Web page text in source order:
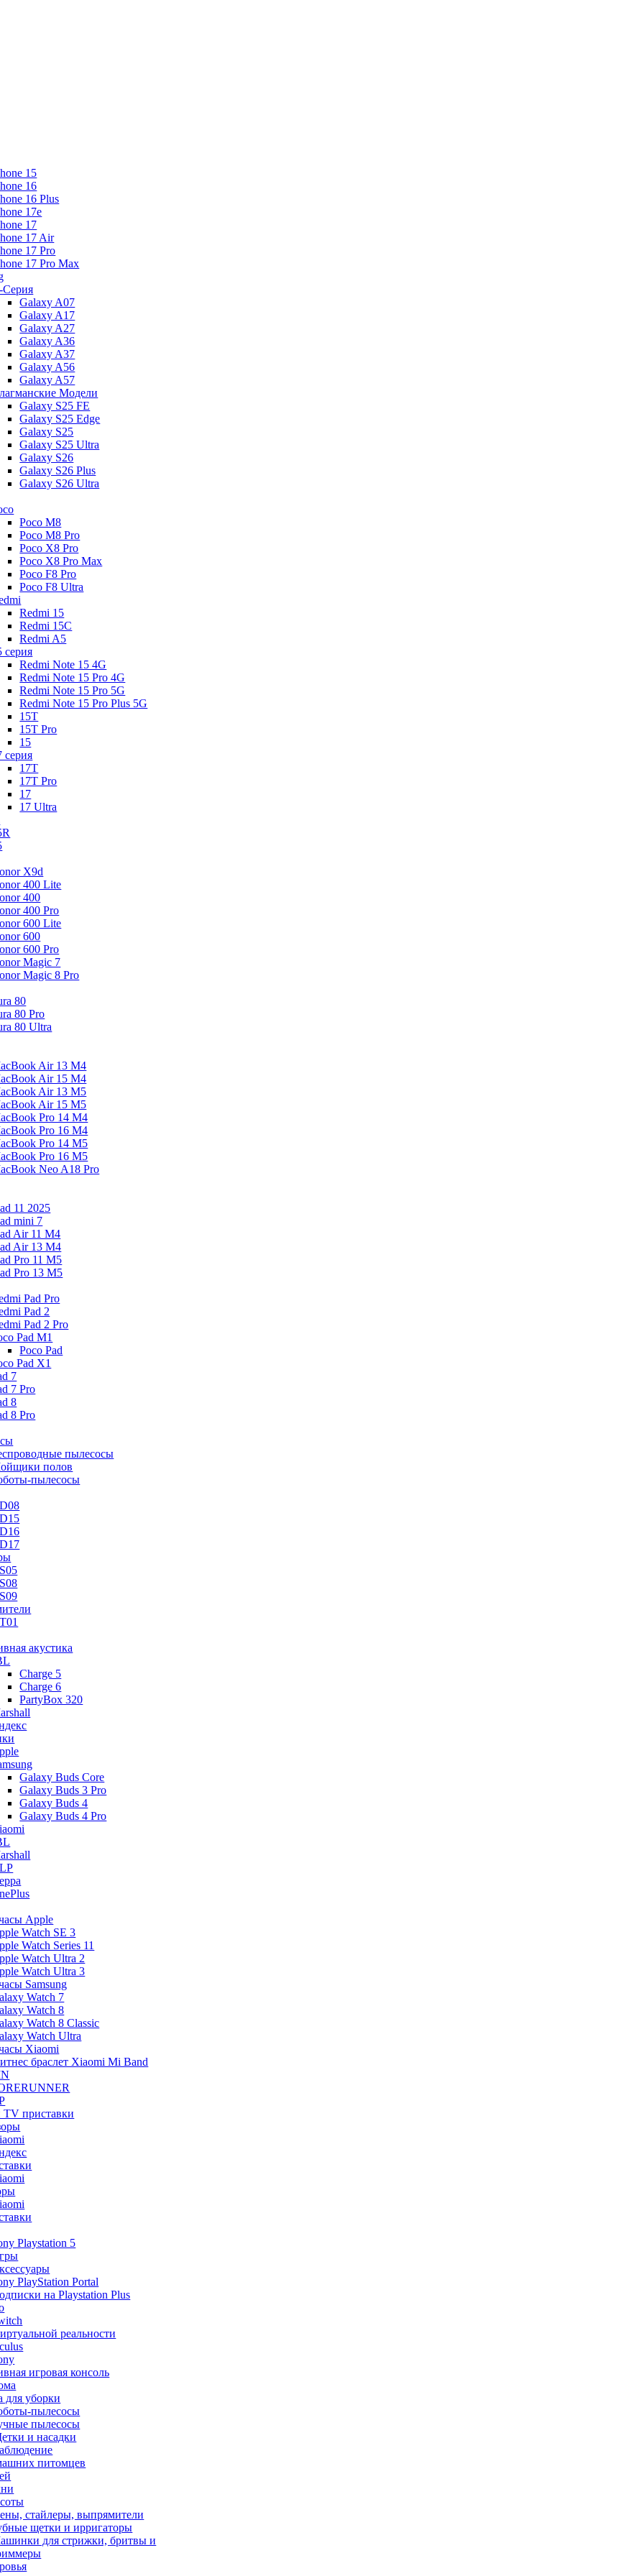
15
16
16 Plus
17e
17
17 Air
17 Pro
17 Pro Max
Galaxy A07
Galaxy A17
Galaxy A27
Galaxy A36
Galaxy A37
Galaxy A56
Galaxy A57
Модели
Galaxy S25 FE
Galaxy S25 Edge
Galaxy S25
Galaxy S25 Ultra
Galaxy S26
Galaxy S26 Plus
Galaxy S26 Ultra
Poco M8
Poco M8 Pro
Poco X8 Pro
Poco X8 Pro Max
Poco F8 Pro
Poco F8 Ultra
Redmi 15
Redmi 15C
Redmi A5
серия
Redmi Note 15 4G
Redmi Note 15 Pro 4G
Redmi Note 15 Pro 5G
Redmi Note 15 Pro Plus 5G
15T
15T Pro
15
серия
17T
17T Pro
17
17 Ultra
X9d
400 Lite
400
400 Pro
600 Lite
600
600 Pro
Magic 7
Magic 8 Pro
80
80 Pro
80 Ultra
Air 13 M4
Air 15 M4
Air 13 M5
Air 15 M5
Pro 14 M4
Pro 16 M4
Pro 14 M5
Pro 16 M5
Neo A18 Pro
11 2025
mini 7
Air 11 M4
Air 13 M4
Pro 11 M5
Pro 13 M5
Pad Pro
Pad 2
Pad 2 Pro
Pad M1
Poco Pad
Pad X1
7
7 Pro
8
8 Pro
пылесосы
полов
пылесосы
акустика
Charge 5
Charge 6
PartyBox 320
Galaxy Buds Core
Galaxy Buds 3 Pro
Galaxy Buds 4
Galaxy Buds 4 Pro
Apple
Watch SE 3
Watch Series 11
Watch Ultra 2
Watch Ultra 3
Samsung
Watch 7
Watch 8
Watch 8 Classic
Watch Ultra
Xiaomi
браслет Xiaomi Mi Band
TV приставки
Playstation 5
PlayStation Portal
на Playstation Plus
реальности
игровая консоль
для уборки
пылесосы
пылесосы
и насадки
питомцев
стайлеры, выпрямители
щетки и ирригаторы
для стрижки, бритвы и